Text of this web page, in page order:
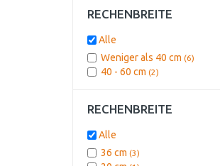
RECHENBREITE
Alle
Weniger als 40 cm (6)
40 - 60 cm (2)
RECHENBREITE
Alle
36 cm (3)